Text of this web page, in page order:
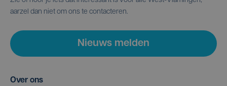
aarzel dan niet om ons te contacteren.
Nieuws melden
Over ons